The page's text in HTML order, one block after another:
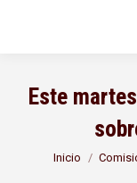
Este
Estás aquí:
Inicio